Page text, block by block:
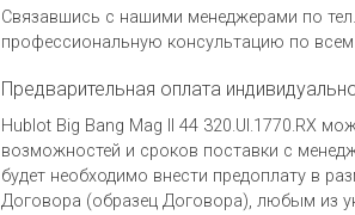
Связавшись с нашими менеджерами по
профессиональную консультацию по
Предварительная оплата
Hublot Big Bang Mag II 44 320.UI.1770.RX
возможностей и сроков поставки с
будет необходимо внести предоплату в
Договора (образец Договора), любым из